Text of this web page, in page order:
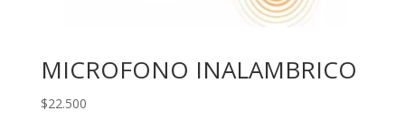
MICROFONO INALAMBRICO
$22.500